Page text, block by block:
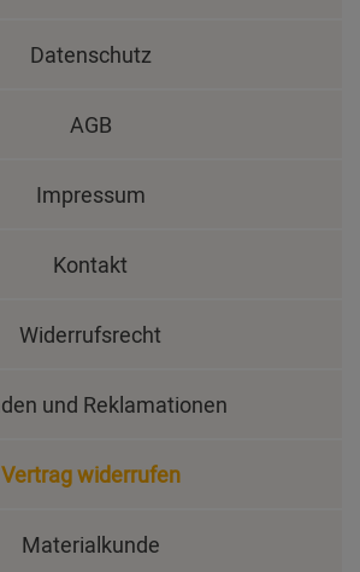
Datenschutz
AGB
Impressum
Kontakt
Widerrufsrecht
und Reklamationen
Vertrag widerrufen
Materialkunde